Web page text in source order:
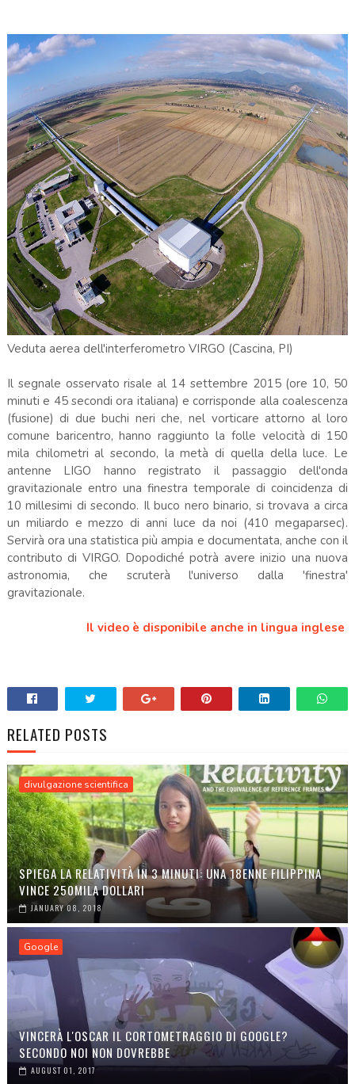
Veduta aerea dell'interferometro VIRGO (Cascina, PI)
Il segnale osservato risale al 14 settembre 2015 (ore 10, 50
minuti e 45 secondi ora italiana) e corrisponde alla coalescenza
(fusione) di due buchi neri che, nel vorticare attorno al loro
comune baricentro, hanno raggiunto la folle velocità di 150
mila chilometri al secondo, la metà di quella della luce. Le
antenne LIGO hanno registrato il passaggio dell'onda
gravitazionale entro una finestra temporale di coincidenza di
10 millesimi di secondo. Il buco nero binario, si trovava a circa
un miliardo e mezzo di anni luce da noi (410 megaparsec).
Servirà ora una statistica più ampia e documentata, anche con il
contributo di VIRGO. Dopodiché potrà avere inizio una nuova
astronomia, che scruterà l'universo dalla 'finestra'
gravitazionale.
Il video è disponibile anche in lingua inglese
RELATED POSTS
divulgazione scientifica
SPIEGA LA RELATIVITÀ IN 3 MINUTI: UNA 18ENNE FILIPPINA
VINCE 250MILA DOLLARI
JANUARY 08, 2018
Google
VINCERÀ L'OSCAR IL CORTOMETRAGGIO DI GOOGLE?
SECONDO NOI NON DOVREBBE
AUGUST 01, 2017